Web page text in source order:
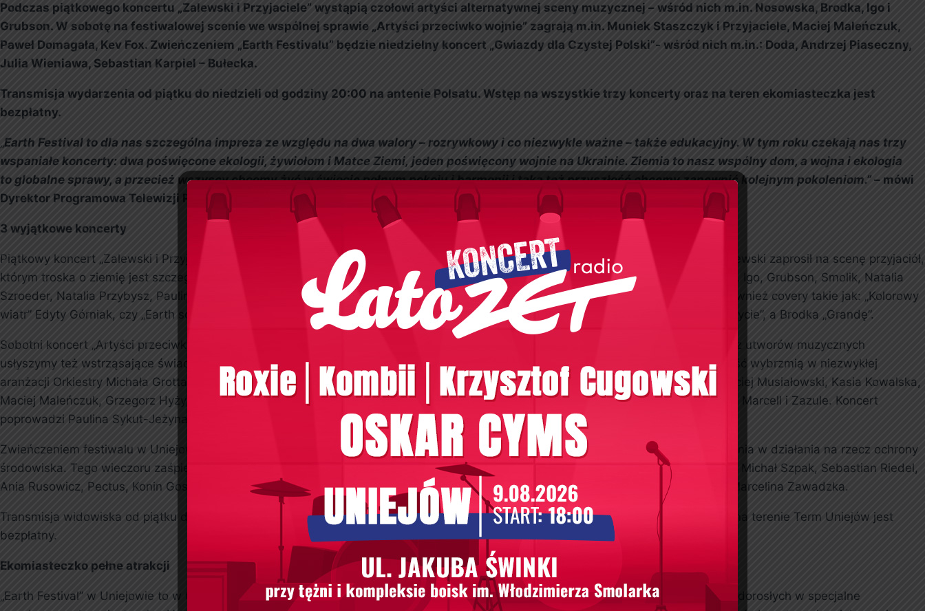
Podczas piątkowego koncertu „Zalewski i Przyjaciele” wystąpią czołowi artyści alternatywnej sceny muzycznej – wśród nich m.in. Nosowska, Brodka, Igo i
Grubson. W sobotę na festiwalowej scenie we wspólnej sprawie „Artyści przeciwko wojnie” zagrają m.in. Muniek Staszczyk i Przyjaciele, Maciej Maleńczuk,
Paweł Domagała, Kev Fox. Zwieńczeniem „Earth Festivalu” będzie niedzielny koncert „Gwiazdy dla Czystej Polski”- wśród nich m.in.: Doda, Andrzej Piaseczny,
Julia Wieniawa, Sebastian Karpiel – Bułecka.
Transmisja wydarzenia od piątku do niedzieli od godziny 20:00 na antenie Polsatu. Wstęp na wszystkie trzy koncerty oraz na teren ekomiasteczka jest
bezpłatny.
„Earth Festival to dla nas szczególna impreza ze względu na dwa walory – rozrywkowy i co niezwykle ważne – także edukacyjny. W tym roku czekają nas trzy
wspaniałe koncerty: dwa poświęcone ekologii, żywiołom i Matce Ziemi, jeden poświęcony wojnie na Ukrainie. Ziemia to nasz wspólny dom, a wojna i ekologia
to globalne sprawy, a przecież wszyscy chcemy żyć w świecie pełnym pokoju i harmonii i taką też przyszłość chcemy zapewnić kolejnym pokoleniom.” – mówi
Dyrektor Programowa Telewizji Polsat Nina Terentiew.
3 wyjątkowe koncerty
Piątkowy koncert „Zalewski i Przyjaciele” zbudowany będzie wokół czterech żywiołów – ziemi, powietrza, ognia i wody. Krzysztof Zalewski zaprosił na scenę przyjaciół,
którym troska o ziemię jest szczególnie bliska, a ekologia to ich styl życia. Na jednej scenie z Krzysztofem zaśpiewają Monika Brodka, Igo, Grubson, Smolik, Natalia
Szroeder, Natalia Przybysz, Paulina Przybysz oraz Katarzyna Nosowska. Wykonają nie tylko największe przeboje Zalewskiego, ale również covery takie jak: „Kolorowy
wiatr” Edyty Górniak, czy „Earth song” Michaela Jacksona. Artyści wykonają także swoje największe przeboje m.in. Grubson „Na szczycie”, a Brodka „Grandę”.
Sobotni koncert „Artyści przeciwko wojnie” to hołd dla wszystkich ofiar barbarzyńskiej wojny, która toczy się za naszą granicą. Oprócz utworów muzycznych
usłyszymy też wstrząsające świadectwa dzieci, które przeżyły wojenne piekło . Najbardziej znane utwory poświęcone walce o wolność wybrzmią w niezwykłej
aranżacji Orkiestry Michała Grotta. Tego wieczoru na festiwalowej scenie wystąpią: Muniek Staszczyk i Przyjaciele, Piotr Kupicha, Maciej Musiałowski, Kasia Kowalska,
Maciej Maleńczuk, Grzegorz Hyży, Robert Janowski, Tina Karol, Sebastian Karpiel – Bułecka, Paweł Domagała, Skubas, Kev Fox, Julia Marcell i Zazule. Koncert
poprowadzi Paulina Sykut-Jeżyna.
Zwieńczeniem festiwalu w Uniejowie będzie koncert “Gwiazdy dla Czystej Polski”. Na scenie wystąpią gwiazdy, znane z zaangażowania w działania na rzecz ochrony
środowiska. Tego wieczoru zaśpiewają: Andrzej Piaseczny, Julia Wieniawa, Sebastian Karpiel-Bułecka, Doda, Małgorzata Ostrowska, Michał Szpak, Sebastian Riedel,
Ania Rusowicz, Pectus, Konin Gospel Choir. Artystom towarzyszyć będzie Grott Orkiestra. Koncert poprowadzą Ilona Krawczyńska i Marcelina Zawadzka.
Transmisja widowiska od piątku do niedzieli, 19-21 sierpnia, od godziny 20:00 na antenie Polsatu. Wstęp na wszystkie trzy koncerty na terenie Term Uniejów jest
bezpłatny.
Ekomiasteczko pełne atrakcji
„Earth Festival” w Uniejowie to w tym roku trzy dni wspaniałych doznań muzycznych i dwa dni wypełnione aktywnościami dla dzieci i dorosłych w specjalne